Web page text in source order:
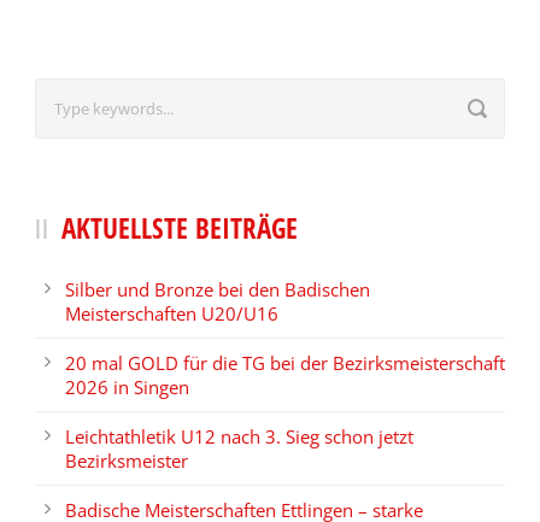
AKTUELLSTE BEITRÄGE
Silber und Bronze bei den Badischen
Meisterschaften U20/U16
20 mal GOLD für die TG bei der Bezirksmeisterschaft
2026 in Singen
Leichtathletik U12 nach 3. Sieg schon jetzt
Bezirksmeister
Badische Meisterschaften Ettlingen – starke